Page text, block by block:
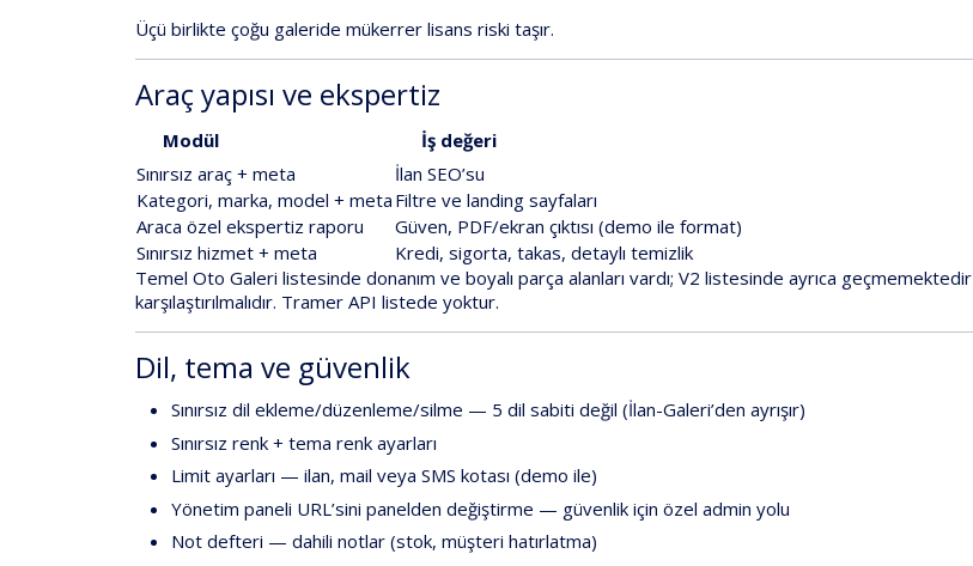
Üçübirlikte çoğu galeridemükerrer lisans riski taşır.
Araç yapısı ve ekspertiz
Modül
İş değeri
Sınırsız araç + meta
İlan SEO’su
Kategori, marka, model + meta Filtre ve landing sayfaları
Araca özel ekspertiz raporu
Güven, PDF/ekran çıktısı (demo ile format)
Sınırsız hizmet + meta
Kredi, sigorta, takas, detaylı temizlik
TemelOto Galeri listesindedonanım ve boyalı parça alanları vardı;V2 listesindeayrıca geçmemektedir
karşılaştırılmalıdır. Tramer APIlistede yoktur.
Dil, tema ve güvenlik
Sınırsız dil ekleme/düzenleme/silme — 5 dil sabiti değil (İlan-Galeri’den ayrışır)
Sınırsız renk +tema renk ayarları
Limit ayarları — ilan, mail veya SMS kotası (demo ile)
Yönetim paneli URL’sini panelden değiştirme — güvenlik için özel admin yolu
Not defteri — dahili notlar (stok, müşteri hatırlatma)